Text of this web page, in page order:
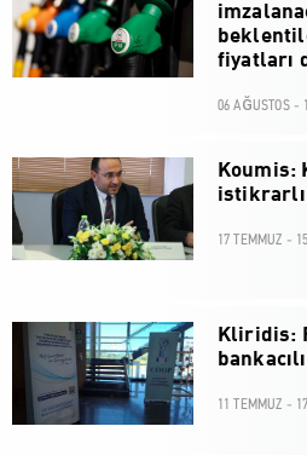
fiyatları
06 AĞUSTOS -
Koumis:
17 TEMMUZ -
Kliridis:
11 TEMMUZ -